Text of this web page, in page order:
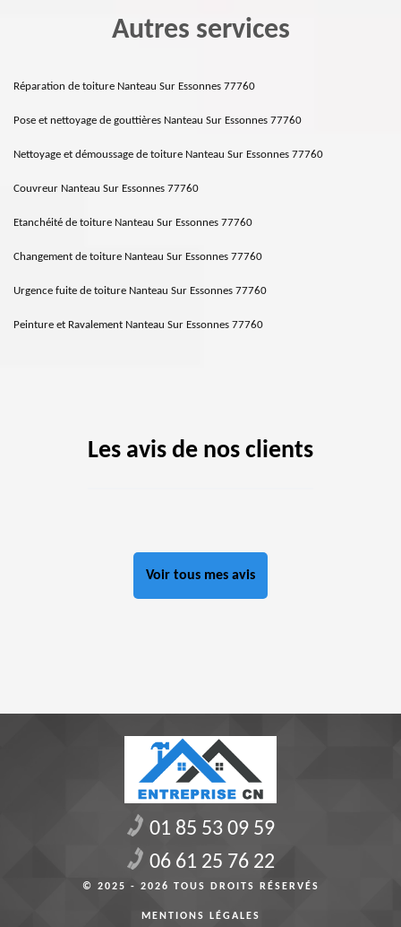
Autres services
Réparation de toiture Nanteau Sur Essonnes 77760
Pose et nettoyage de gouttières Nanteau Sur Essonnes 77760
Nettoyage et démoussage de toiture Nanteau Sur Essonnes 77760
Couvreur Nanteau Sur Essonnes 77760
Etanchéité de toiture Nanteau Sur Essonnes 77760
Changement de toiture Nanteau Sur Essonnes 77760
Urgence fuite de toiture Nanteau Sur Essonnes 77760
Peinture et Ravalement Nanteau Sur Essonnes 77760
Les avis de nos clients
Voir tous mes avis
01 85 53 09 59
06 61 25 76 22
© 2025 - 2026 TOUS DROITS RÉSERVÉS
MENTIONS LÉGALES